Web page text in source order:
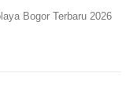
Bogor Terbaru 2026